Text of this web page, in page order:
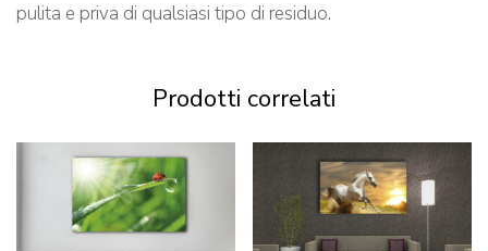
pulita e priva di qualsiasi tipo di residuo.
Prodotti correlati